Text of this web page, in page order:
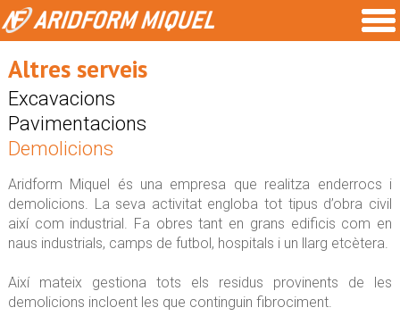
Altres serveis
Excavacions
Pavimentacions
Demolicions
Aridform Miquel és una empresa que realitza enderrocs i
demolicions. La seva activitat engloba tot tipus d’obra civil
així com industrial. Fa obres tant en grans edificis com en
naus industrials, camps de futbol, hospitals i un llarg etcètera.
Així mateix gestiona tots els residus provinents de les
demolicions incloent les que continguin fibrociment.